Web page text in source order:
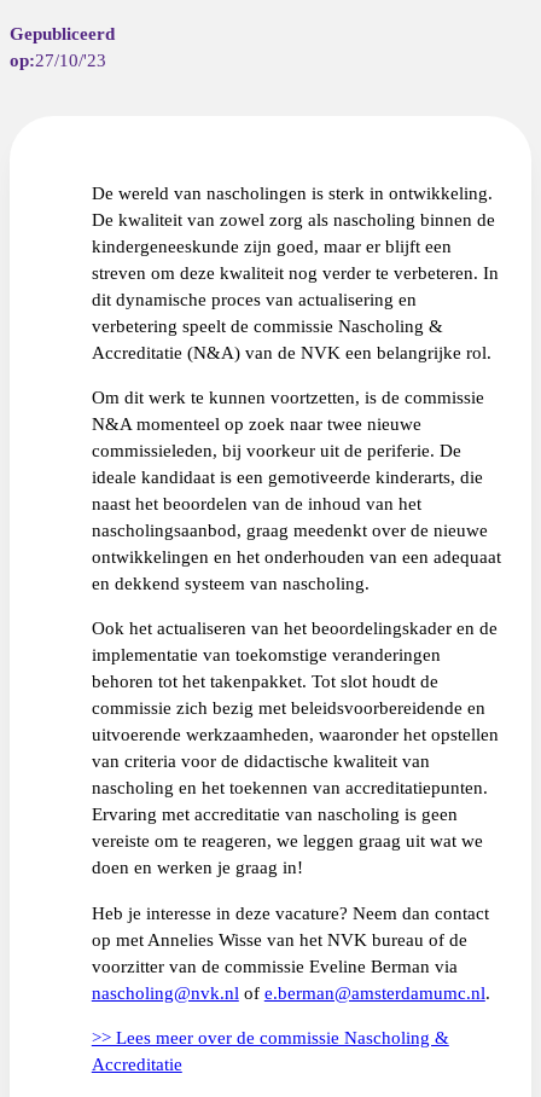
27/10/'23
De wereld van nascholingen is sterk in ontwikkeling.
De kwaliteit van zowel zorg als nascholing binnen de
kindergeneeskunde zijn goed, maar er blijft een
streven om deze kwaliteit nog verder te verbeteren. In
dit dynamische proces van actualisering en
verbetering speelt de commissie Nascholing &
Accreditatie (N&A) van de NVK een belangrijke rol.
Om dit werk te kunnen voortzetten, is de commissie
N&A momenteel op zoek naar twee nieuwe
commissieleden, bij voorkeur uit de periferie. De
ideale kandidaat is een gemotiveerde kinderarts, die
naast het beoordelen van de inhoud van het
nascholingsaanbod, graag meedenkt over de nieuwe
ontwikkelingen en het onderhouden van een adequaat
en dekkend systeem van nascholing.
Ook het actualiseren van het beoordelingskader en de
implementatie van toekomstige veranderingen
behoren tot het takenpakket. Tot slot houdt de
commissie zich bezig met beleidsvoorbereidende en
uitvoerende werkzaamheden, waaronder het opstellen
van criteria voor de didactische kwaliteit van
nascholing en het toekennen van accreditatiepunten.
Ervaring met accreditatie van nascholing is geen
vereiste om te reageren, we leggen graag uit wat we
doen en werken je graag in!
Heb je interesse in deze vacature? Neem dan contact
op met Annelies Wisse van het NVK bureau of de
voorzitter van de commissie Eveline Berman via
nascholing@nvk.nl of e.berman@amsterdamumc.nl.
>> Lees meer over de commissie Nascholing &
Accreditatie